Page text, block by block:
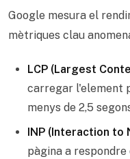
Google mesura el
mètriques clau
LCP (Largest
carregar l'element
menys de 2,5
INP (Interaction to
pàgina a